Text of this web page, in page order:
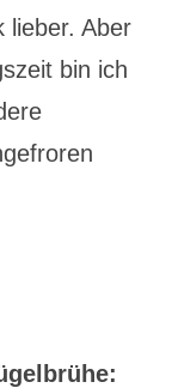
lieber. Aber
bin ich